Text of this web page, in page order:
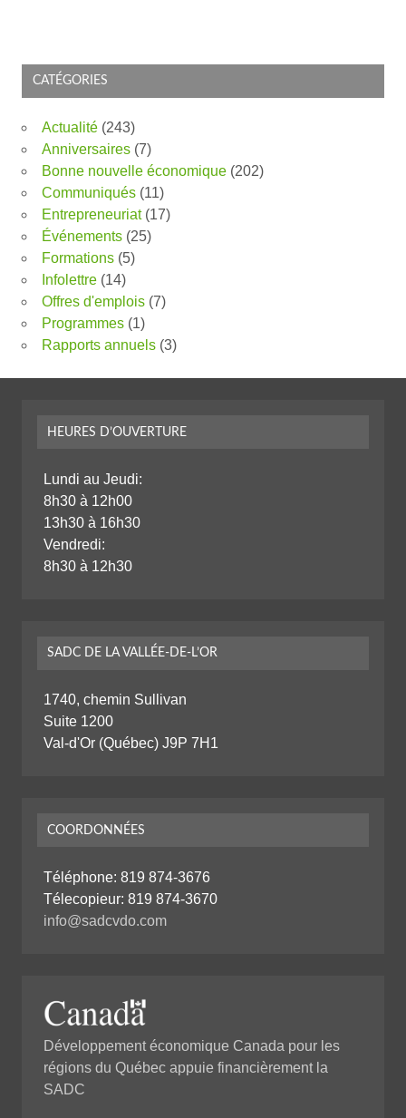
CATÉGORIES
Actualité (243)
Anniversaires (7)
Bonne nouvelle économique (202)
Communiqués (11)
Entrepreneuriat(17)
Événements (25)
Formations (5)
Infolettre (14)
Offres d'emplois (7)
Programmes (1)
Rapports annuels (3)
HEURES D’OUVERTURE
Lundi au Jeudi:
8h30 à 12h00
13h30 à 16h30
Vendredi:
8h30 à 12h30
SADC DE LA VALLÉE-DE-L’OR
1740, chemin Sullivan
Suite 1200
Val-d'Or (Québec) J9P 7H1
COORDONNÉES
Téléphone: 819 874-3676
Télecopieur: 819 874-3670
info@sadcvdo.com
Développement économique Canada pour les
régions du Québec appuie financièrement la
SADC